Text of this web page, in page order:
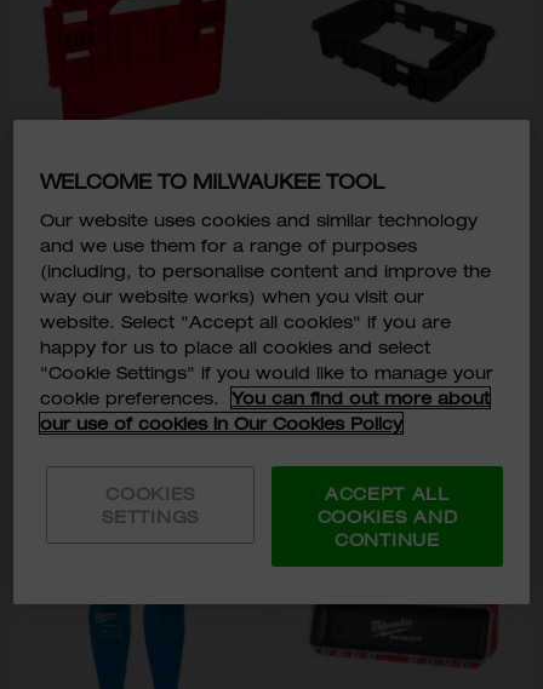
PACKOUT™ コンテナ用ディ
(4932500145)
￥2,280
税込価格: ￥2,508
型番4932500145
カートに入れる
PACKOUT™ インナートレイ
(4932500146)
￥3,280
税込価格: ￥3,608
型番4932500146
カートに入れる
WELCOME TO MILWAUKEE TOOL
Our website uses cookies and similar technology
and we use them for a range of purposes
(including, to personalise content and improve the
way our website works) when you visit our
website. Select "Accept all cookies" if you are
happy for us to place all cookies and select
"Cookie Settings" if you would like to manage your
cookie preferences.
You can find out more about
our use of cookies in Our Cookies Policy
COOKIES
SETTINGS
ACCEPT ALL
COOKIES AND
CONTINUE